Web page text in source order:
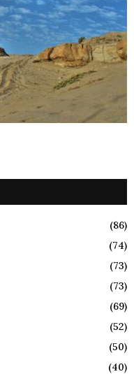
(86)
(74)
(73)
(73)
(69)
(52)
(50)
(40)